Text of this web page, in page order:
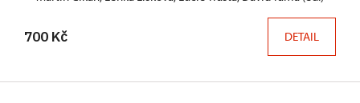
700 Kč DETAIL